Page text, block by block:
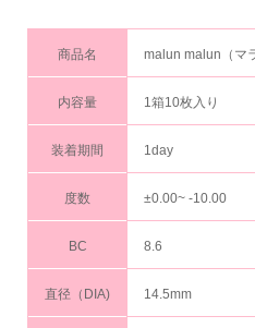
商品名 malun malun（マ
内容量 1箱10枚入り
装着期間 1day
度数 ±0.00~ -10.00
BC 8.6
直径（DIA) 14.5mm